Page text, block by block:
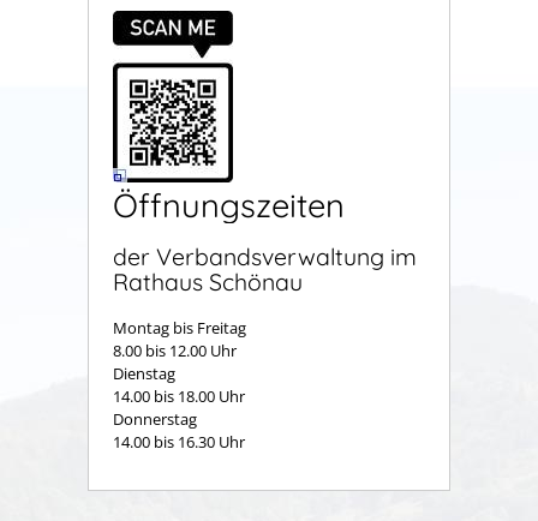
Öffnungszeiten
der Verbandsverwaltung im
Rathaus Schönau
Montag bis Freitag
8.00 bis 12.00 Uhr
Dienstag
14.00 bis 18.00 Uhr
Donnerstag
14.00 bis 16.30 Uhr